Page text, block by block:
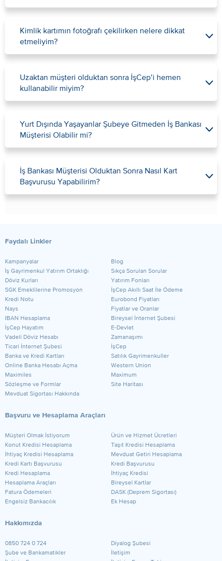
Kimlik kartımın fotoğrafı çekilirken nelere dikkat
etmeliyim?
Uzaktan müşteri olduktan sonra İşCep’i hemen
kullanabilir miyim?
Yurt Dışında Yaşayanlar Şubeye Gitmeden İş Bankası
Müşterisi Olabilir mi?
İş Bankası Müşterisi Olduktan Sonra Nasıl Kart
Başvurusu Yapabilirim?
Faydalı Linkler
Kampanyalar
Blog
​İş Gayrimenkul Yatırım Ortaklığı
Sıkça Sorulan Sorular
Döviz Kurları
Yatırım Fonları
SGK Emeklilerine Promosyon
İşCep Akıllı Saat İle Ödeme
Kredi Notu
Eurobond Fiyatları
Nays
Fiyatlar ve Oranlar
IBAN Hesaplama
Bireysel İnternet Şubesi
İşCep Hayatım
E-Devlet
Vadeli Döviz Hesabı
Zamanaşımı
Ticari İnternet Şubesi
İşCep
Banka ve Kredi Kartları
Satılık Gayrimenkuller
Online Banka Hesabı Açma
Western Union
Maximiles
Maximum
Sözleşme ve Formlar
Site Haritası
Mevduat Sigortası Hakkında
Başvuru ve Hesaplama Araçları
Müşteri Olmak İstiyorum
Ürün ve Hizmet Ücretleri
Konut Kredisi Hesaplama
Taşıt Kredisi Hesaplama
İhtiyaç Kredisi Hesaplama
Mevduat Getiri Hesaplama
Kredi Kartı Başvurusu
Kredi Başvurusu
Kredi Hesaplama
İhtiyaç Kredisi
Hesaplama Araçları
Bireysel Kartlar
Fatura Ödemeleri
DASK (Deprem Sigortası)
Engelsiz Bankacılık
Ek Hesap
Hakkımızda
0850 724 0 724
Diyalog Şubesi
Şube ve Bankamatikler
İletişim